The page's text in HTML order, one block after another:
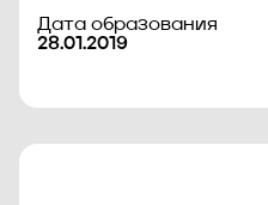
Дата образования
28.01.2019